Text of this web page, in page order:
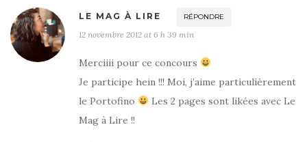
LE MAG À LIRE RÉPONDRE
12 novembre 2012 at 6 h 39 min
Merciiii pour ce concours
Je participe hein !!! Moi, j’aime particulièrement
le Portofino
Les 2 pages sont likées avec Le
Mag à Lire !!